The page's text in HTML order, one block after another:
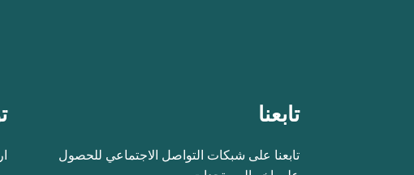
تابعنا
تابعنا على شبكات التواصل الاجتماعي للحصول